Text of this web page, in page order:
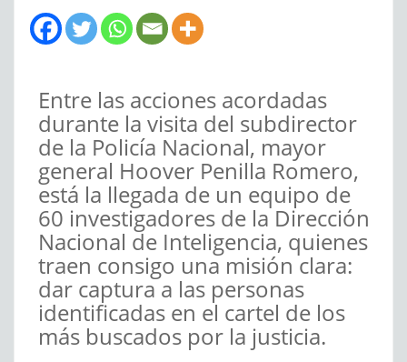
Entre las acciones acordadas
durante la visita del subdirector
de la Policía Nacional, mayor
general Hoover Penilla Romero,
está la llegada de un equipo de
60 investigadores de la Dirección
Nacional de Inteligencia, quienes
traen consigo una misión clara:
dar captura a las personas
identificadas en el cartel de los
más buscados por la justicia.